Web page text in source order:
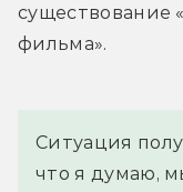
существование
фильма».
Ситуация
что я думаю,